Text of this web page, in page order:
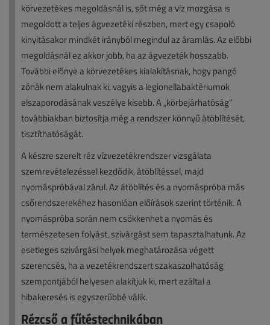
körvezetékes megoldásnál is, sőt még a víz mozgása is
megoldott a teljes ágvezetéki részben, mert egy csapoló
kinyitásakor mindkét irányból megindul az áramlás. Az előbbi
megoldásnál ez akkor jobb, ha az ágvezeték hosszabb.
További előnye a körvezetékes kialakításnak, hogy pangó
zónák nem alakulnak ki, vagyis a legionellabaktériumok
elszaporodásának veszélye kisebb. A „körbejárhatóság”
továbbiakban biztosítja még a rendszer könnyű átöblítését,
tisztíthatóságát.
A készre szerelt réz vízvezetékrendszer vizsgálata
szemrevételezéssel kezdődik, átöblítéssel, majd
nyomáspróbával zárul. Az átöblítés és a nyomáspróba más
csőrendszerekéhez hasonlóan előírások szerint történik. A
nyomáspróba során nem csökkenhet a nyomás és
természetesen folyást, szivárgást sem tapasztalhatunk. Az
esetleges szivárgási helyek meghatározása végett
szerencsés, ha a vezetékrendszert szakaszolhatóság
szempontjából helyesen alakítjuk ki, mert ezáltal a
hibakeresés is egyszerűbbé válik.
Rézcső a fűtéstechnikában